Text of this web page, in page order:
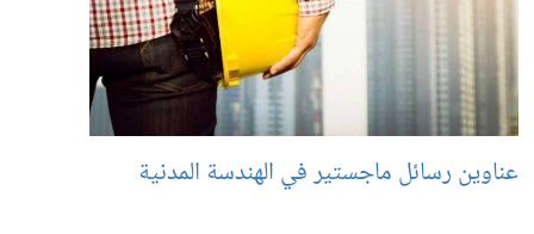
عناوين رسائل ماجستير في الهندسة المدنية